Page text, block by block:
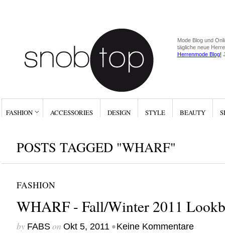
Mode Blog und
tägliche neue
Herrenmode Blog!
FASHION ACCESSORIES DESIGN STYLE BEAUTY
POSTS TAGGED "WHARF"
FASHION
WHARF - Fall/Winter 2011
by FABSon Okt 5, 2011 •Keine Kommentare